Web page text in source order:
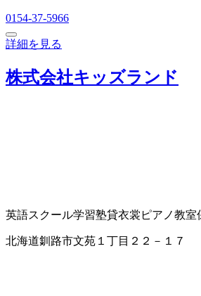
0154-37-5966
詳細を見る
株式会社キッズランド
英語スクール学習塾貸衣裳 ピアノ教室
北海道釧路市文苑１丁目２２－１７